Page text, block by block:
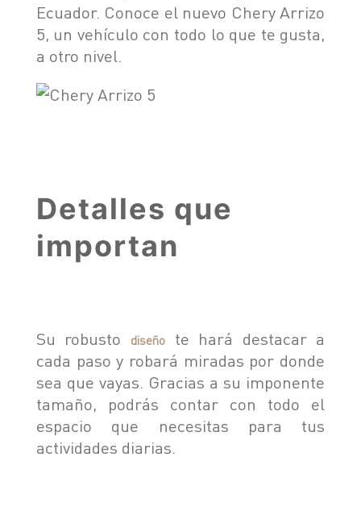
TIGGO 7 PHEV "CSH"
TIGGO 8 PHEV "CSH"
TIGGO 9 PHEV "CSH"
HIMLA 4X2
CONCESIONARIOS
TEST DRIVE
COTIZADOR
SOBRE CHERY
POSVENTA
CAMPAÑA DE
SEGURIDAD
Ecuador. Conoce el nuevo Chery Arrizo
5, un vehículo con todo lo que te gusta,
a otro nivel.
Detalles que
importan
Su robusto diseñote hará destacar a
cada paso y robará miradas por donde
sea que vayas. Gracias a su imponente
tamaño, podrás contar con todo el
espacio que necesitas para tus
actividades diarias.